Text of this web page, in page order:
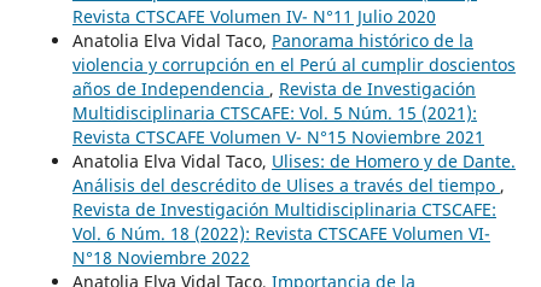
Revista CTSCAFE Volumen IV- N°11 Julio 2020
Anatolia Elva Vidal Taco, Panorama histórico de la
violencia y corrupción en el Perú al cumplir doscientos
años de Independencia , Revista de Investigación
Multidisciplinaria CTSCAFE: Vol. 5 Núm. 15 (2021):
Revista CTSCAFE Volumen V- N°15 Noviembre 2021
Anatolia Elva Vidal Taco, Ulises: de Homero y de Dante.
Análisis del descrédito de Ulises a través del tiempo ,
Revista de Investigación Multidisciplinaria CTSCAFE:
Vol. 6 Núm. 18 (2022): Revista CTSCAFE Volumen VI-
N°18 Noviembre 2022
Anatolia Elva Vidal Taco, Importancia de la